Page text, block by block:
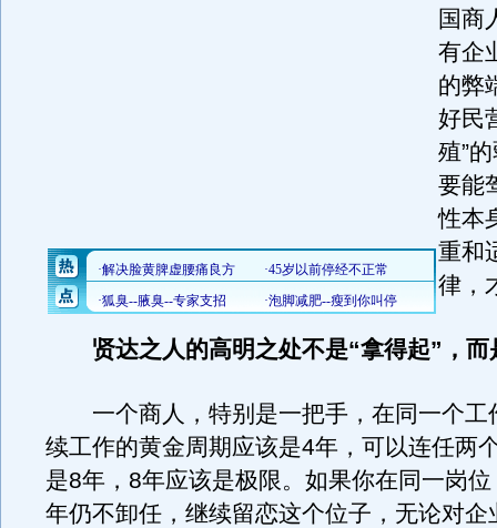
国商
有企
的弊
好民
殖”
要能
性本
重和
律，
贤达之人的高明之处不是“拿得起”，而
一个商人，特别是一把手，在同一个工
续工作的黄金周期应该是4年，可以连任两
是8年，8年应该是极限。如果你在同一岗
年仍不卸任，继续留恋这个位子，无论对企